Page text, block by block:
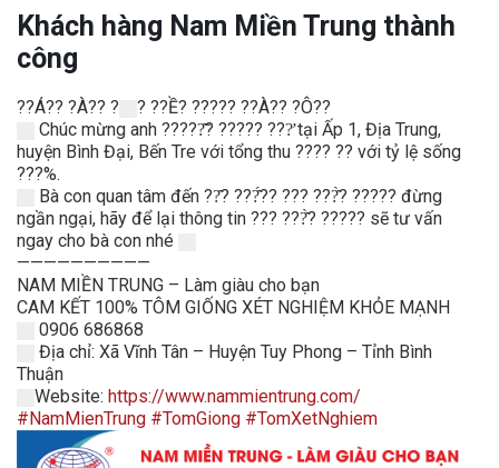
Khách hàng Nam Miền Trung thành
công
??Á?? ?À?? ?
? ??Ề? ????? ??À?? ?Ô??
Chúc mừng anh ?????̂̃? ????? ???̛ tại Ấp 1, Địa Trung,
huyện Bình Đại, Bến Tre với tổng thu ???? ?? với tỷ lệ sống
???%.
Bà con quan tâm đến ??̂? ???̂́?? ??? ???̂̀? ????? đừng
ngần ngại, hãy để lại thông tin ??? ???̂̀? ????? sẽ tư vấn
ngay cho bà con nhé ️
——————————
NAM MIỀN TRUNG – Làm giàu cho bạn
CAM KẾT 100% TÔM GIỐNG XÉT NGHIỆM KHỎE MẠNH
0906 686868
Địa chỉ: Xã Vĩnh Tân – Huyện Tuy Phong – Tỉnh Bình
Thuận
Website: https://www.nammientrung.com/
#NamMienTrung #TomGiong #TomXetNghiem